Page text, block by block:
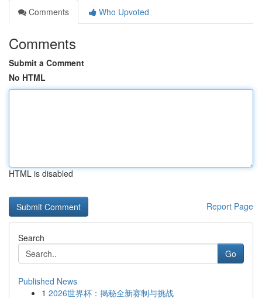
Comments
Who Upvoted
Comments
Submit a Comment
No HTML
HTML is disabled
Report Page
Search
Go
Published News
1 2026世界杯：揭秘全新赛制与挑战